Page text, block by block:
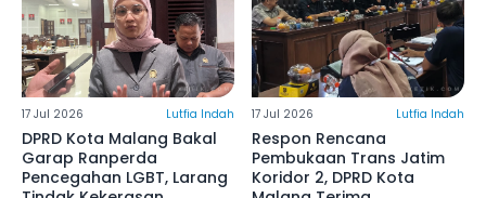
17 Jul 2026 Lutfia Indah
DPRD Kota Malang Bakal
Garap Ranperda
Pencegahan LGBT, Larang
17 Jul 2026 Lutfia Indah
Respon Rencana
Pembukaan Trans Jatim
Koridor 2, DPRD Kota